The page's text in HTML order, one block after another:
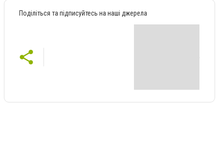
Поділіться та підписуйтесь на наші джерела